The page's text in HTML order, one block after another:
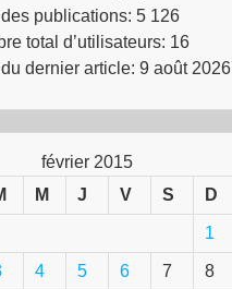
publications: 5 126
total d’utilisateurs: 16
dernier article: 9 août 2026
février 2015
M J V S D
1
4 5 6 7 8